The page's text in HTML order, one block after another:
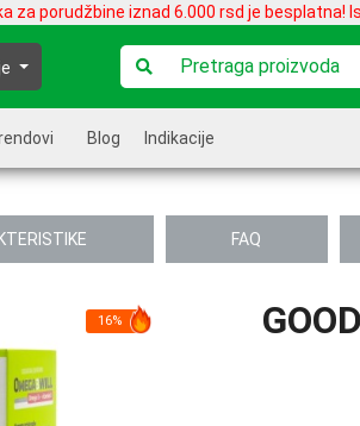
za porudžbine iznad 6.000 rsd je besplatna!
Blog Indikacije
FAQ
16%